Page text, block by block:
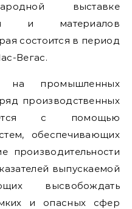
выставке
и материалов
состоится в период
Вегас.
промышленных
производственных
с помощью
обеспечивающих
производительности
выпускаемой
высвобождать
и опасных сфер